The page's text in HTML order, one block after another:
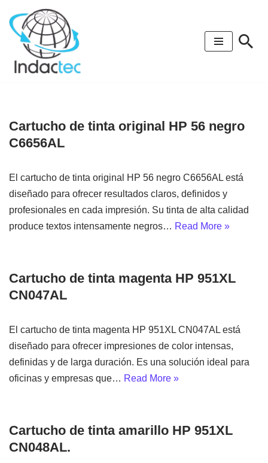
Saltar
contenido
Cartucho de tinta original HP 56 negro
C6656AL
El cartucho de tinta original HP 56 negro C6656AL está
diseñado para ofrecer resultados claros, definidos y
profesionales en cada impresión. Su tinta de alta calidad
produce textos intensamente negros… Read More »
Cartucho de tinta magenta HP 951XL
CN047AL
El cartucho de tinta magenta HP 951XL CN047AL está
diseñado para ofrecer impresiones de color intensas,
definidas y de larga duración. Es una solución ideal para
oficinas y empresas que… Read More »
Cartucho de tinta amarillo HP 951XL
CN048AL.